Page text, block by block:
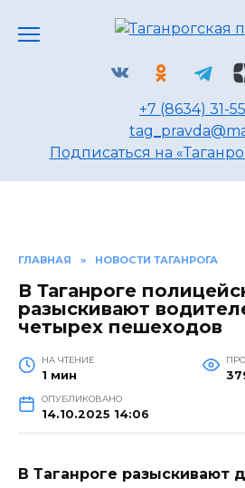
+7 (8634) 31-
Подписаться на
ГЛАВНАЯ » НОВОСТИ ТАГАНРОГА
В Таганроге
разыскивают
четырех пешеходов
НА ЧТЕНИЕ
1 мин
ОПУБЛИКОВАНО
14.10.2025 14:06
В Таганроге разыскивают